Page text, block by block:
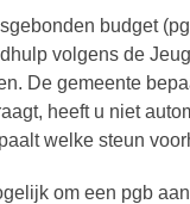
budget
volgens de
De gemeente
heeft u niet
welke steun
om een pgb